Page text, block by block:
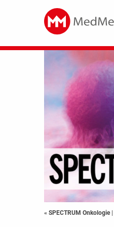
« SPECTRUM Onkologie |